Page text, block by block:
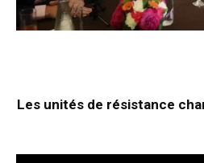
Les unités de résistance